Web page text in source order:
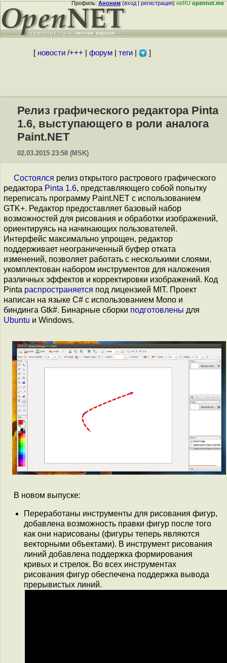
Профиль:Аноним(вход|регистрация)неRUopennet.me
[ новости/+++ форум| теги| ]
Релиз графического редактора Pinta
1.6, выступающего в роли аналога
Paint.NET
02.03.2015 23:58 (MSK)
Состоялся релиз открытого растрового графического
редактора Pinta 1.6, представляющего собой попытку
переписать программу Paint.NET с использованием
GTK+. Редактор предоставляет базовый набор
возможностей для рисования и обработки изображений,
ориентируясь на начинающих пользователей.
Интерфейс максимально упрощен, редактор
поддерживает неограниченный буфер отката
изменений, позволяет работать с несколькими слоями,
укомплектован набором инструментов для наложения
различных эффектов и корректировки изображений. Код
Pinta распространяется под лицензией MIT. Проект
написан на языке C# с использованием Mono и
биндинга Gtk#. Бинарные сборки подготовлены для
Ubuntu и Windows.
В новом выпуске:
Переработаны инструменты для рисования фигур,
добавлена возможность правки фигур после того
как они нарисованы (фигуры теперь являются
векторными объектами). В инструмент рисования
линий добавлена поддержка формирования
кривых и стрелок. Во всех инструментах
рисования фигур обеспечена поддержка вывода
прерывистых линий.